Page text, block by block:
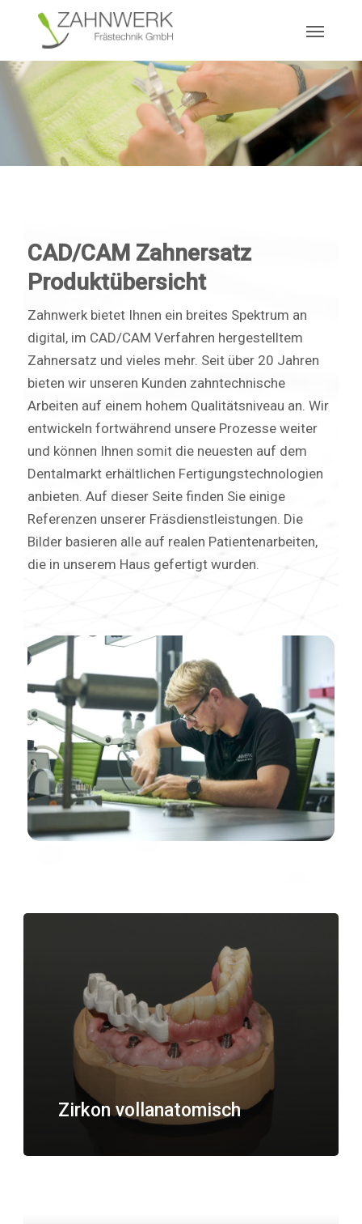
content
CAD/CAM Zahnersatz
Produktübersicht
Zahnwerk bietet Ihnen ein breites Spektrum an
digital, im CAD/CAM Verfahren hergestelltem
Zahnersatz und vieles mehr. Seit über 20 Jahren
bieten wir unseren Kunden zahntechnische
Arbeiten auf einem hohem Qualitätsniveau an. Wir
entwickeln fortwährend unsere Prozesse weiter
und können Ihnen somit die neuesten auf dem
Dentalmarkt erhältlichen Fertigungstechnologien
anbieten. Auf dieser Seite finden Sie einige
Referenzen unserer Fräsdienstleistungen. Die
Bilder basieren alle auf realen Patientenarbeiten,
die in unserem Haus gefertigt wurden.
Zirkon vollanatomisch